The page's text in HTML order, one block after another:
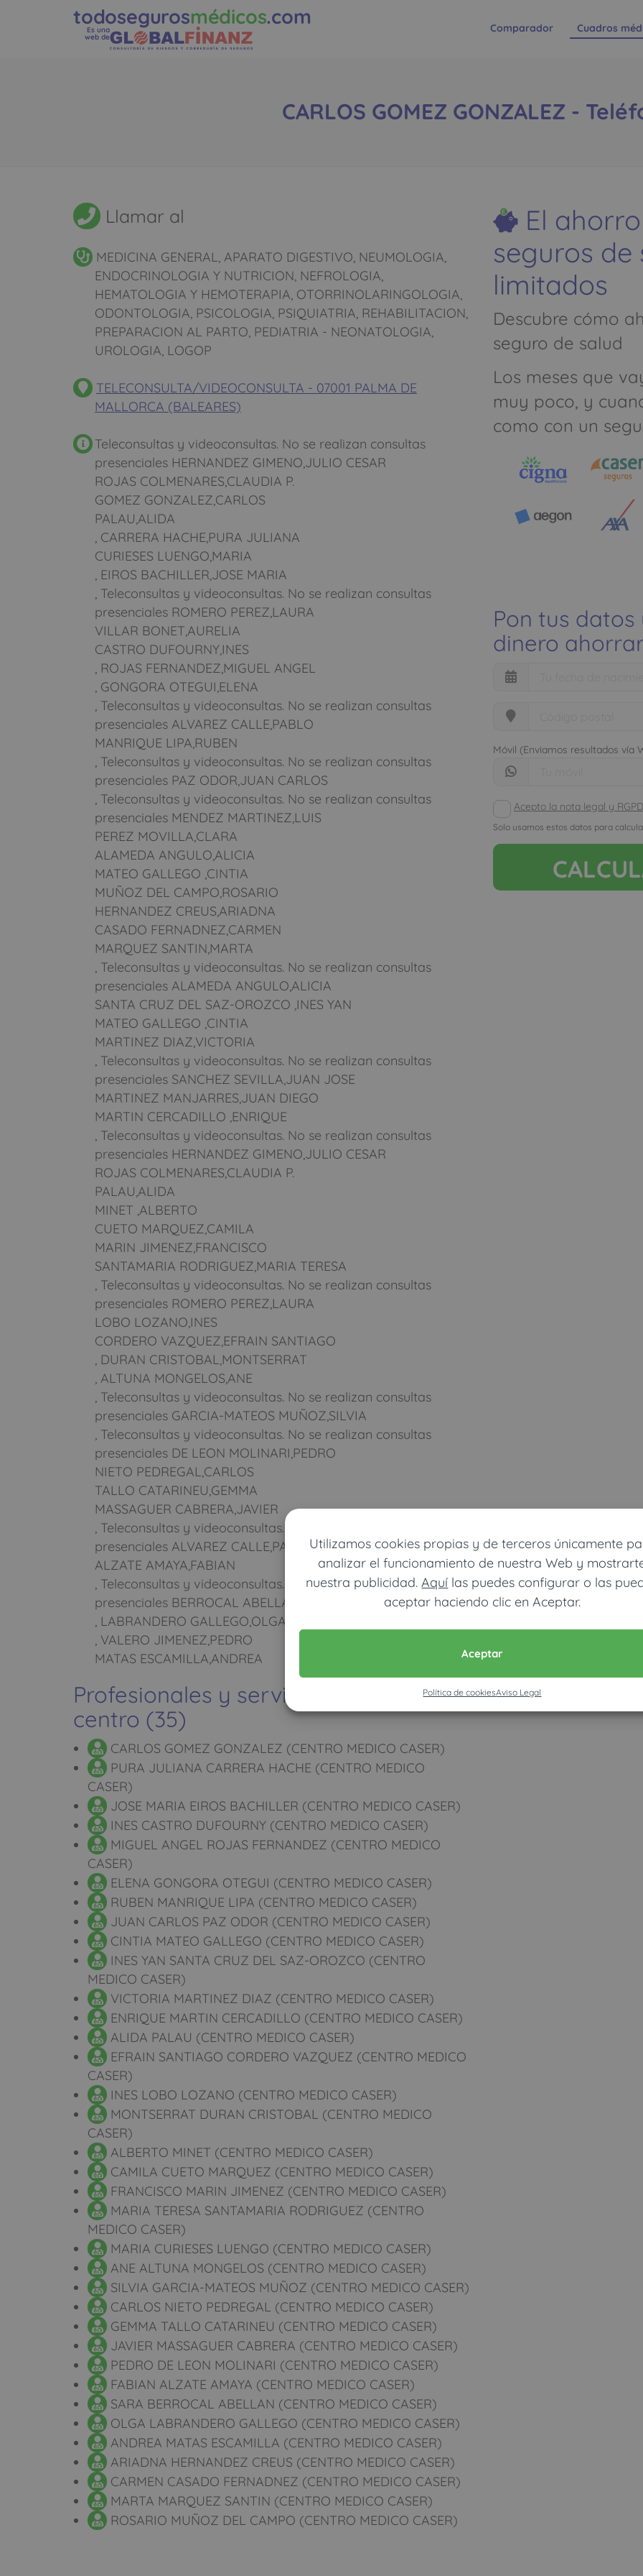
Utilizamos cookies propias y de terceros únicamente
analizar el funcionamiento de nuestra Web y
nuestra publicidad.Aquí las puedes configurar o las
aceptar haciendo clic en Aceptar.
Aceptar
Política de cookiesAviso Legal
todosegurosmédicos.com
Es una
web de
Comparador Cuadros
CARLOS GOMEZ GONZALEZ -
Llamar al
MEDICINA GENERAL, APARATO DIGESTIVO, NEUMOLOGIA,
ENDOCRINOLOGIA Y NUTRICION, NEFROLOGIA,
HEMATOLOGIA Y HEMOTERAPIA, OTORRINOLARINGOLOGIA,
ODONTOLOGIA, PSICOLOGIA, PSIQUIATRIA, REHABILITACION,
PREPARACION AL PARTO, PEDIATRIA - NEONATOLOGIA,
UROLOGIA, LOGOP
TELECONSULTA/VIDEOCONSULTA - 07001 PALMA DE
MALLORCA (BALEARES)
Teleconsultas y videoconsultas. No se realizan consultas
presenciales HERNANDEZ GIMENO,JULIO CESAR
ROJAS COLMENARES,CLAUDIA P.
GOMEZ GONZALEZ,CARLOS
PALAU,ALIDA
, CARRERA HACHE,PURA JULIANA
CURIESES LUENGO,MARIA
, EIROS BACHILLER,JOSE MARIA
, Teleconsultas y videoconsultas. No se realizan consultas
presenciales ROMERO PEREZ,LAURA
VILLAR BONET,AURELIA
CASTRO DUFOURNY,INES
, ROJAS FERNANDEZ,MIGUEL ANGEL
, GONGORA OTEGUI,ELENA
, Teleconsultas y videoconsultas. No se realizan consultas
presenciales ALVAREZ CALLE,PABLO
MANRIQUE LIPA,RUBEN
, Teleconsultas y videoconsultas. No se realizan consultas
presenciales PAZ ODOR,JUAN CARLOS
, Teleconsultas y videoconsultas. No se realizan consultas
presenciales MENDEZ MARTINEZ,LUIS
PEREZ MOVILLA,CLARA
ALAMEDA ANGULO,ALICIA
MATEO GALLEGO ,CINTIA
MUÑOZ DEL CAMPO,ROSARIO
HERNANDEZ CREUS,ARIADNA
CASADO FERNADNEZ,CARMEN
MARQUEZ SANTIN,MARTA
, Teleconsultas y videoconsultas. No se realizan consultas
presenciales ALAMEDA ANGULO,ALICIA
SANTA CRUZ DEL SAZ-OROZCO ,INES YAN
MATEO GALLEGO ,CINTIA
MARTINEZ DIAZ,VICTORIA
, Teleconsultas y videoconsultas. No se realizan consultas
presenciales SANCHEZ SEVILLA,JUAN JOSE
MARTINEZ MANJARRES,JUAN DIEGO
MARTIN CERCADILLO ,ENRIQUE
, Teleconsultas y videoconsultas. No se realizan consultas
presenciales HERNANDEZ GIMENO,JULIO CESAR
ROJAS COLMENARES,CLAUDIA P.
PALAU,ALIDA
MINET ,ALBERTO
CUETO MARQUEZ,CAMILA
MARIN JIMENEZ,FRANCISCO
SANTAMARIA RODRIGUEZ,MARIA TERESA
, Teleconsultas y videoconsultas. No se realizan consultas
presenciales ROMERO PEREZ,LAURA
LOBO LOZANO,INES
CORDERO VAZQUEZ,EFRAIN SANTIAGO
, DURAN CRISTOBAL,MONTSERRAT
, ALTUNA MONGELOS,ANE
, Teleconsultas y videoconsultas. No se realizan consultas
presenciales GARCIA-MATEOS MUÑOZ,SILVIA
, Teleconsultas y videoconsultas. No se realizan consultas
presenciales DE LEON MOLINARI,PEDRO
NIETO PEDREGAL,CARLOS
TALLO CATARINEU,GEMMA
MASSAGUER CABRERA,JAVIER
, Teleconsultas y videoconsultas. No se realizan consultas
presenciales ALVAREZ CALLE,PABLO
ALZATE AMAYA,FABIAN
, Teleconsultas y videoconsultas. No se realizan consultas
presenciales BERROCAL ABELLAN,SARA
, LABRANDERO GALLEGO,OLGA
, VALERO JIMENEZ,PEDRO
MATAS ESCAMILLA,ANDREA
Profesionales y servicios en este
centro (35)
CARLOS GOMEZ GONZALEZ (CENTRO MEDICO CASER)
PURA JULIANA CARRERA HACHE (CENTRO MEDICO
CASER)
JOSE MARIA EIROS BACHILLER (CENTRO MEDICO CASER)
INES CASTRO DUFOURNY (CENTRO MEDICO CASER)
MIGUEL ANGEL ROJAS FERNANDEZ (CENTRO MEDICO
CASER)
ELENA GONGORA OTEGUI (CENTRO MEDICO CASER)
RUBEN MANRIQUE LIPA (CENTRO MEDICO CASER)
JUAN CARLOS PAZ ODOR (CENTRO MEDICO CASER)
CINTIA MATEO GALLEGO (CENTRO MEDICO CASER)
INES YAN SANTA CRUZ DEL SAZ-OROZCO (CENTRO
MEDICO CASER)
VICTORIA MARTINEZ DIAZ (CENTRO MEDICO CASER)
ENRIQUE MARTIN CERCADILLO (CENTRO MEDICO CASER)
ALIDA PALAU (CENTRO MEDICO CASER)
EFRAIN SANTIAGO CORDERO VAZQUEZ (CENTRO MEDICO
CASER)
INES LOBO LOZANO (CENTRO MEDICO CASER)
MONTSERRAT DURAN CRISTOBAL (CENTRO MEDICO
CASER)
ALBERTO MINET (CENTRO MEDICO CASER)
CAMILA CUETO MARQUEZ (CENTRO MEDICO CASER)
FRANCISCO MARIN JIMENEZ (CENTRO MEDICO CASER)
MARIA TERESA SANTAMARIA RODRIGUEZ (CENTRO
MEDICO CASER)
MARIA CURIESES LUENGO (CENTRO MEDICO CASER)
ANE ALTUNA MONGELOS (CENTRO MEDICO CASER)
SILVIA GARCIA-MATEOS MUÑOZ (CENTRO MEDICO CASER)
CARLOS NIETO PEDREGAL (CENTRO MEDICO CASER)
GEMMA TALLO CATARINEU (CENTRO MEDICO CASER)
JAVIER MASSAGUER CABRERA (CENTRO MEDICO CASER)
PEDRO DE LEON MOLINARI (CENTRO MEDICO CASER)
FABIAN ALZATE AMAYA (CENTRO MEDICO CASER)
SARA BERROCAL ABELLAN (CENTRO MEDICO CASER)
OLGA LABRANDERO GALLEGO (CENTRO MEDICO CASER)
ANDREA MATAS ESCAMILLA (CENTRO MEDICO CASER)
ARIADNA HERNANDEZ CREUS (CENTRO MEDICO CASER)
CARMEN CASADO FERNADNEZ (CENTRO MEDICO CASER)
MARTA MARQUEZ SANTIN (CENTRO MEDICO CASER)
ROSARIO MUÑOZ DEL CAMPO (CENTRO MEDICO CASER)
El
seguros
limitados
Descubre cómo
seguro de salud
Los meses que
muy poco, y
como con un
Pon tus
dinero
Móvil (Enviamos resultados vía
Acepto la nota legal y RGPD
Solo usamos estos datos para